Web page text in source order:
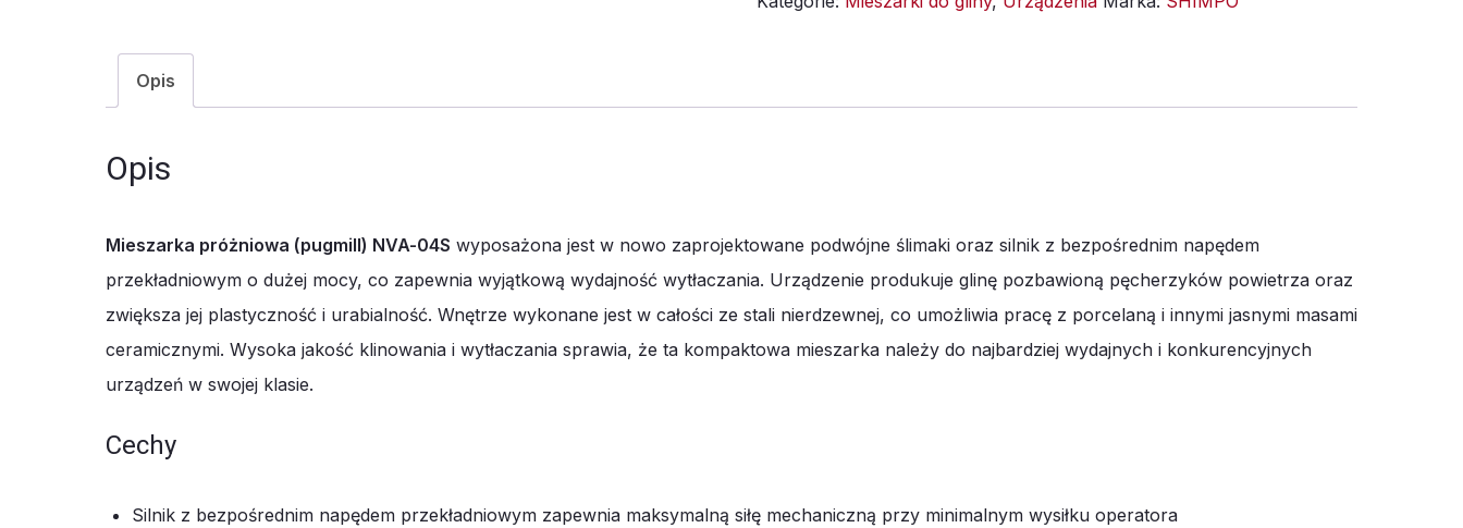
Opis
Opis
Mieszarka próżniowa (pugmill) NVA-04S wyposażona jest w nowo zaprojektowane podwójne ślimaki oraz silnik z bezpośrednim napędem
przekładniowym o dużej mocy, co zapewnia wyjątkową wydajność wytłaczania. Urządzenie produkuje glinę pozbawioną pęcherzyków powietrza oraz
zwiększa jej plastyczność i urabialność. Wnętrze wykonane jest w całości ze stali nierdzewnej, co umożliwia pracę z porcelaną i innymi jasnymi masami
ceramicznymi. Wysoka jakość klinowania i wytłaczania sprawia, że ta kompaktowa mieszarka należy do najbardziej wydajnych i konkurencyjnych
urządzeń w swojej klasie.
Cechy
Silnik z bezpośrednim napędem przekładniowym zapewnia maksymalną siłę mechaniczną przy minimalnym wysiłku operatora